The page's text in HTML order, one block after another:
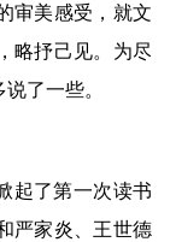
审美感受，就文
略抒己见。为尽
了一些。
起了第一次读书
严家炎、王世德